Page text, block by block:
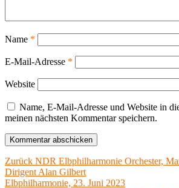
Name *
E-Mail-Adresse *
Website
Name, E-Mail-Adresse und Website in
meinen nächsten Kommentar speichern.
Beitragsnavigation
Zurück Vorheriger
Beitrag:
NDR Elbphilharmonie Orchester,
Dirigent Alan Gilbert
Elbphilharmonie, 23. Juni 2023